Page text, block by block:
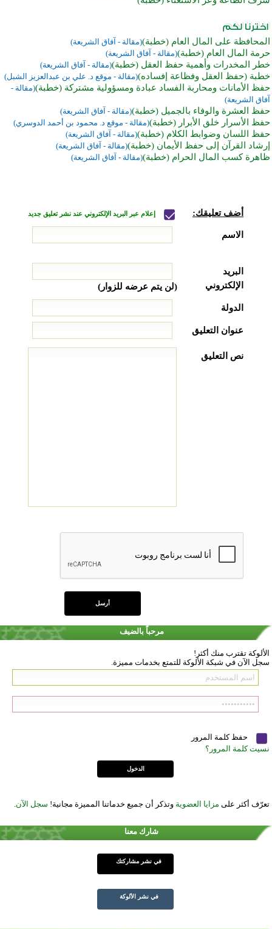
المحافظة على المال العام (خطبة)(مقالة - آفاق الشريعة)
حرمة المال العام (خطبة)(مقالة - آفاق الشريعة)
خطر المخدرات وأهمية حفظ العقل (خطبة)(مقالة - آفاق الشريعة)
خطبة (حفظ العقل وفظاعة إفساده)(مقالة - موقع د. علي بن عبدالعزيز الشبل)
حفظ الأمانات ومحاربة الفساد عبادة ومسؤولية مشتركة (خطبة)(مقالة -
آفاق الشريعة)
حفظ العشرة والوفاء بالجميل (خطبة)(مقالة - آفاق الشريعة)
حفظ الأسرار خلق الأبرار (خطبة)(مقالة - موقع د. محمود بن أحمد الدوسري)
حفظ اللسان وضوابط الكلام (خطبة)(مقالة - آفاق الشريعة)
إرشاد القرآن إلى حفظ الأيمان (خطبة)(مقالة - آفاق الشريعة)
ظاهرة كسب المال الحرام (خطبة)(مقالة - آفاق الشريعة)
أضف تعليقك: إعلام عبر البريد الإلكتروني عند نشر تعليق جديد
الاسم
البريد
الإلكتروني
(لن يتم عرضه للزوار)
الدولة
عنوان التعليق
نص التعليق
مرحباً بالضيف
الألوكة تقترب منك أكثر!
سجل الآن في شبكة الألوكة للتمتع بخدمات مميزة.
حفظ كلمة المرور
نسيت كلمة المرور؟
تعرّف أكثر على مزايا العضوية وتذكر أن جميع خدماتنا المميزة مجانية! سجل الآن
شارك معنا
في نشر مشاركتك
في نشر الألوكة